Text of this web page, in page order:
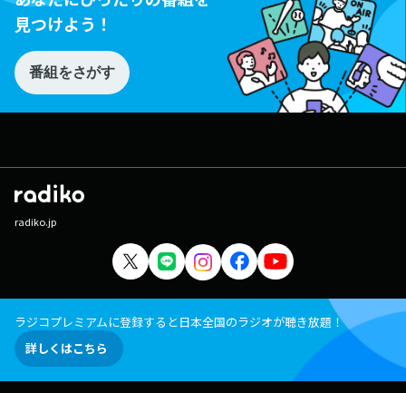
見つけよう！
番組をさがす
radiko.jp
ラジコプレミアムに登録すると日本全国のラジオが聴き放題！
詳しくはこちら